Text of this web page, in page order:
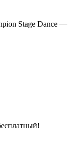
Stage Dance —